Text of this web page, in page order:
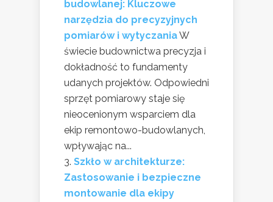
budowlanej: Kluczowe
narzędzia do precyzyjnych
pomiarów i wytyczaniaW
świecie budownictwa precyzja i
dokładność to fundamenty
udanych projektów. Odpowiedni
sprzęt pomiarowy staje się
nieocenionym wsparciem dla
ekip remontowo-budowlanych,
wpływając na...
Szkło w architekturze:
Zastosowanie i bezpieczne
montowanie dla ekipy